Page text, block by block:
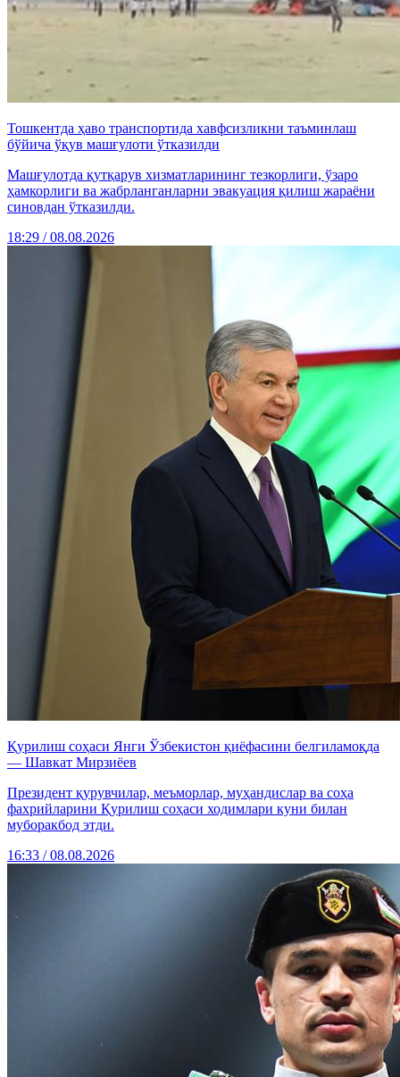
Тошкентда ҳаво транспортида хавфсизликни таъминлаш
бўйича ўқув машғулоти ўтказилди
Машғулотда қутқарув хизматларининг тезкорлиги, ўзаро
ҳамкорлиги ва жабрланганларни эвакуация қилиш жараёни
синовдан ўтказилди.
18:29 / 08.08.2026
Қурилиш соҳаси Янги Ўзбекистон қиёфасини белгиламоқда
— Шавкат Мирзиёев
Президент қурувчилар, меъморлар, муҳандислар ва соҳа
фахрийларини Қурилиш соҳаси ходимлари куни билан
муборакбод этди.
16:33 / 08.08.2026